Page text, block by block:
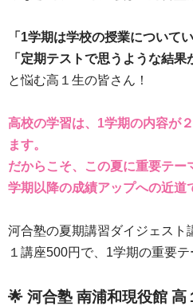
「1学期は学校の授業について
「定期テストで思うような結果
と悩む高１生の皆さん！
高校の学習は、1学期の内容が
ます。
だからこそ、この夏に重要テー
学期以降の成績アップへの近道
河合塾の夏期講習ダイジェスト
１講座500円で、1学期の重要
🌟 河合塾 南浦和現役館 高